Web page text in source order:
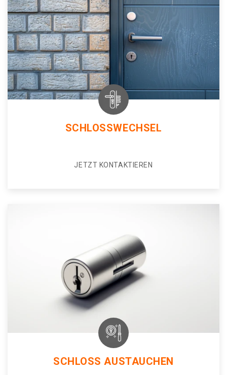
SCHLOSSWECHSEL
JETZT KONTAKTIEREN
SCHLOSS AUSTAUCHEN